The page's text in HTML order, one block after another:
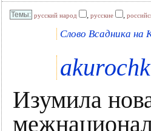
русский народ , русские ,
Слово Всадника на
Изумила